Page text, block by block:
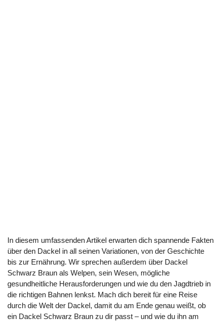
In diesem umfassenden Artikel erwarten dich spannende Fakten
über den Dackel in all seinen Variationen, von der Geschichte
bis zur Ernährung. Wir sprechen außerdem über Dackel
Schwarz Braun als Welpen, sein Wesen, mögliche
gesundheitliche Herausforderungen und wie du den Jagdtrieb in
die richtigen Bahnen lenkst. Mach dich bereit für eine Reise
durch die Welt der Dackel, damit du am Ende genau weißt, ob
ein Dackel Schwarz Braun zu dir passt – und wie du ihn am